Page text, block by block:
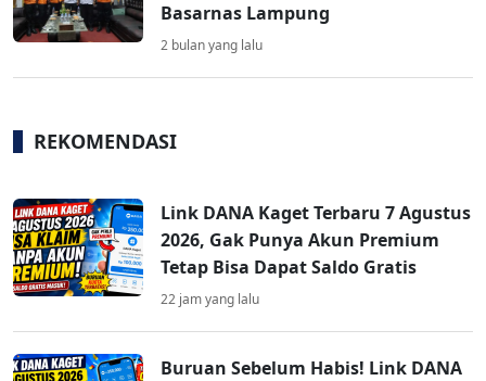
Basarnas Lampung
2 bulan yang lalu
REKOMENDASI
Link DANA Kaget Terbaru 7 Agustus
2026, Gak Punya Akun Premium
Tetap Bisa Dapat Saldo Gratis
22 jam yang lalu
Buruan Sebelum Habis! Link DANA